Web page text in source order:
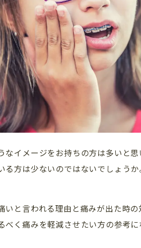
なイメージをお持ちの方は多いと思
る方は少ないのではないでしょう
と言われる理由と痛みが出た時の
く痛みを軽減させたい方の参考に